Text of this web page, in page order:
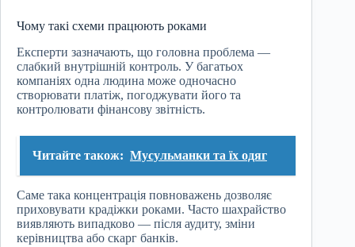
Чому такі схеми працюють роками
Експерти зазначають, що головна проблема —
слабкий внутрішній контроль. У багатьох
компаніях одна людина може одночасно
створювати платіж, погоджувати його та
контролювати фінансову звітність.
Читайте також: Мусульманки та їх одяг
Саме така концентрація повноважень дозволяє
приховувати крадіжки роками. Часто шахрайство
виявляють випадково — після аудиту, зміни
керівництва або скарг банків.